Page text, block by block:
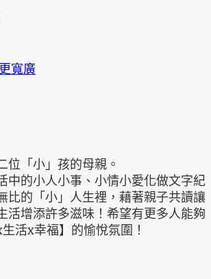
寬廣
位「小」孩的母親。
中的小人小事、小情小愛化做文字紀
比的「小」人生裡，藉著親子共讀讓
活增添許多滋味！希望有更多人能夠
活x幸福】的愉悅氛圍！